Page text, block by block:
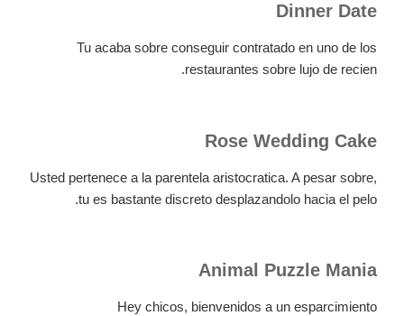
Dinner Date
Tu acaba sobre conseguir contratado en uno de los
restaurantes sobre lujo de recien.
Rose Wedding Cake
Usted pertenece a la parentela aristocratica. A pesar sobre,
tu es bastante discreto desplazandolo hacia el pelo.
Animal Puzzle Mania
Hey chicos, bienvenidos a un esparcimiento